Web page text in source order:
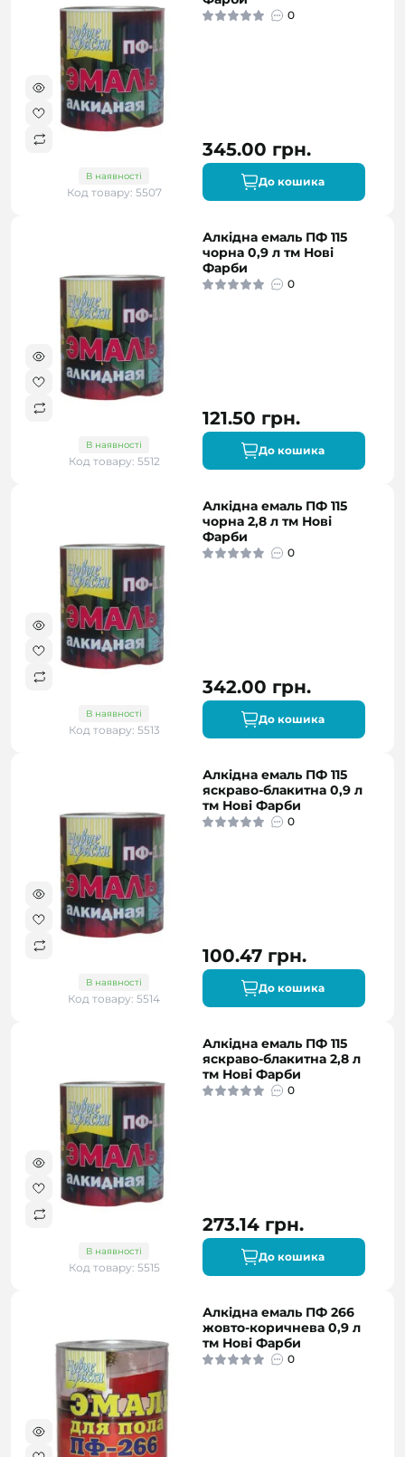
В наявності
Код товару: 5507
0
345.00 грн.
До кошика
В наявності
Код товару: 5512
Алкідна емаль ПФ 115
чорна 0,9 л тм Нові
Фарби
0
121.50 грн.
До кошика
В наявності
Код товару: 5513
Алкідна емаль ПФ 115
чорна 2,8 л тм Нові
Фарби
0
342.00 грн.
До кошика
В наявності
Код товару: 5514
Алкідна емаль ПФ 115
яскраво-блакитна 0,9 л
тм Нові Фарби
0
100.47 грн.
До кошика
В наявності
Код товару: 5515
Алкідна емаль ПФ 115
яскраво-блакитна 2,8 л
тм Нові Фарби
0
273.14 грн.
До кошика
Алкідна емаль ПФ 266
жовто-коричнева 0,9 л
тм Нові Фарби
0